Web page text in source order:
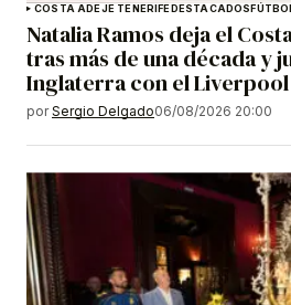
COSTA ADEJE TENERIFEDESTACADOS
Natalia Ramos deja el
tras más de una década y
Inglaterra con el Liverpool
por Sergio Delgado06/08/2026 20:00